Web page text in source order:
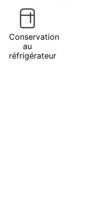
Conservation
au
réfrigérateur